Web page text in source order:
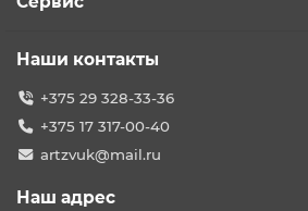
Наши контакты
+375 29 328-33-36
+375 17 317-00-40
artzvuk@mail.ru
Наш адрес